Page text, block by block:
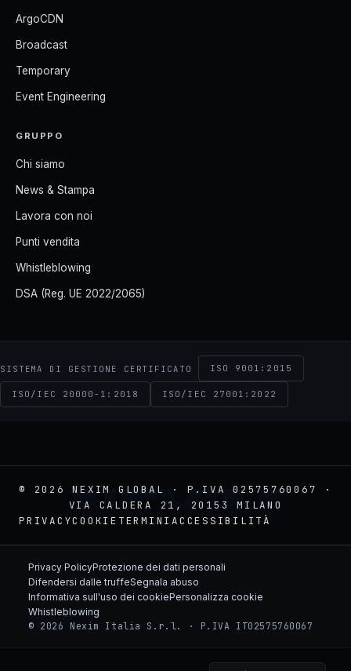
ArgoCDN
Broadcast
Temporary
Event Engineering
GRUPPO
Chi siamo
News & Stampa
Lavora con noi
Punti vendita
Whistleblowing
DSA (Reg. UE 2022/2065)
SISTEMA DI GESTIONE CERTIFICATO ISO 9001:2015
ISO/IEC 20000-1:2018 ISO/IEC 27001:2022
© 2026 NEXIM GLOBAL · P.IVA 02575760067 ·
VIA CALDERA 21, 20153 MILANO
PRIVACYCOOKIE TERMINI ACCESSIBILITÀ
NEXIM
Privacy PolicyProtezione dei dati personali
Difendersi dalle truffeSegnala abuso
Informativa sull'uso dei cookiePersonalizza cookie
Whistleblowing
© 2026 Nexim Italia S.r.l. · P.IVA IT02575760067